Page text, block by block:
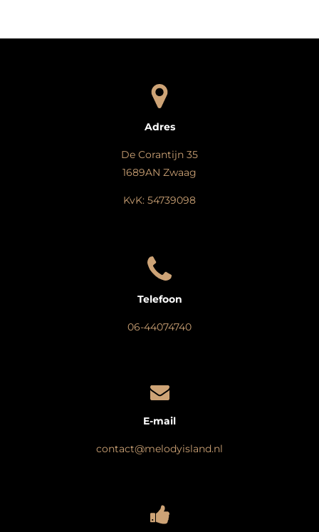
Adres
De Corantijn 35
1689AN Zwaag
KvK: 54739098
Telefoon
06-44074740
E-mail
contact@melodyisland.nl